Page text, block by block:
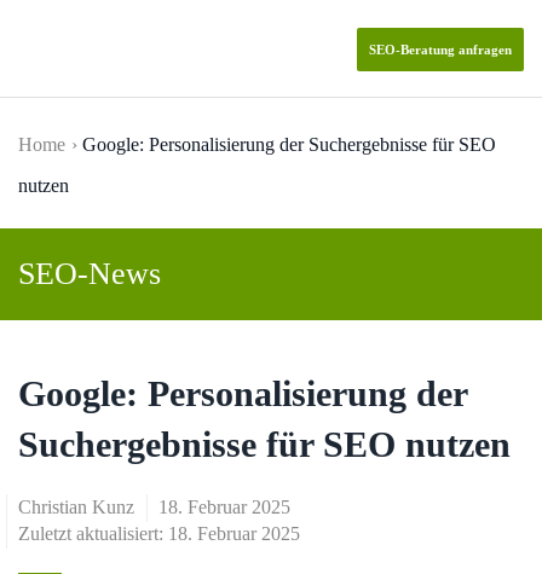
SEO-Beratung anfragen
Home
Google: Personalisierung der Suchergebnisse für SEO
nutzen
SEO-News
Google: Personalisierung der
Suchergebnisse für SEO nutzen
Christian Kunz
18. Februar 2025
Zuletzt aktualisiert: 18. Februar 2025